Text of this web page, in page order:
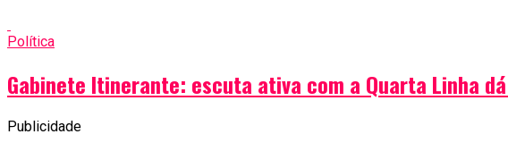
Política
Gabinete Itinerante: escuta ativa com a Quarta Linha
Publicidade